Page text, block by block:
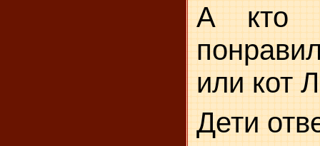
А кто
или кот
Дети